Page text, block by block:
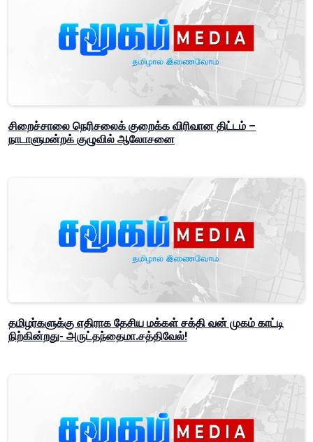
சிறைச்சாலை நெரிசலைக் குறைக்க விரிவான திட்டம் –
நாடாளுமன்றக் குழுவில் ஆலோசனை
தமிழர்களுக்கு எதிராக தேசிய மக்கள் சக்தி வன் முகம் காட்டி
நிற்கின்றது- அருட்தந்தைமா.சத்திவேல்!